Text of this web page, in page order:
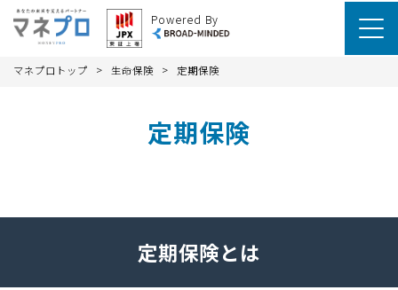
Powered By
マネプロトップ > 生命保険 > 定期保険
定期保険
定期保険とは